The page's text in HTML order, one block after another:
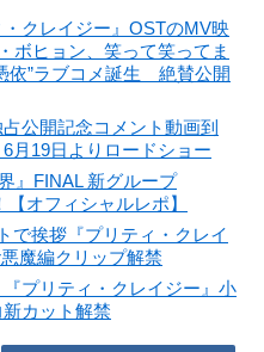
クレイジー』OSTのMV映
ボヒョン、笑って笑ってま
依”ラブコメ誕生 絶賛公開
公開記念コメント動画到
月19日よりロードショー
』FINAL 新グループ
オフィシャルレポ】
で挨拶『プリティ・クレイ
魔編クリップ解禁
プリティ・クレイジー』小
カット解禁